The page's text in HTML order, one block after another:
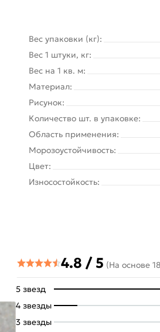
Вес упаковки (кг):
Вес 1 штуки, кг:
Вес на 1 кв. м:
Материал:
Рисунок:
Количество шт. в упаковке:
Область применения:
Морозоустойчивость:
Цвет:
Износостойкость:
4.8 / 5 (На основе
5 звезд
4 звезды
3 звезды